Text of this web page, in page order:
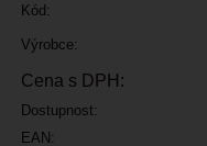
Kód:
Výrobce:
Cena s DPH:
Dostupnost:
EAN: